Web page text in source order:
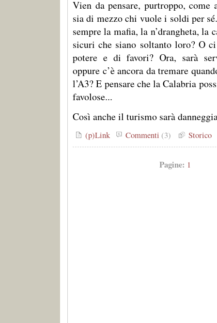
Vien da pensare, purtroppo,
sia di mezzo chi vuole i soldi per
sempre la mafia, la n’drangheta, la
sicuri che siano soltanto loro? O
potere e di favori? Ora, sarà
oppure c’è ancora da tremare
l’A3? E pensare che la Calabria
favolose...
Così anche il turismo sarà
(p)Link Commenti (3) Storico
Pagine: 1